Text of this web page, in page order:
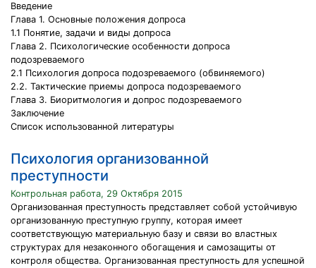
Введение
Глава 1. Основные положения допроса
1.1 Понятие, задачи и виды допроса
Глава 2. Психологические особенности допроса
подозреваемого
2.1 Психология допроса подозреваемого (обвиняемого)
2.2. Тактические приемы допроса подозреваемого
Глава 3. Биоритмология и допрос подозреваемого
Заключение
Список использованной литературы
Психология организованной
преступности
Контрольная работа, 29 Октября 2015
Организованная преступность представляет собой устойчивую
организованную преступную группу, которая имеет
соответствующую материальную базу и связи во властных
структурах для незаконного обогащения и самозащиты от
контроля общества. Организованная преступность для успешной